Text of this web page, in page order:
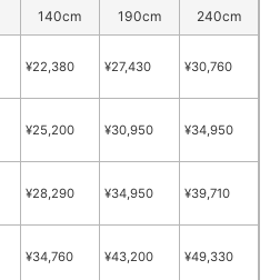
140cm
190cm
240cm
¥22,380 ¥27,430 ¥30,760
¥25,200 ¥30,950 ¥34,950
¥28,290 ¥34,950 ¥39,710
¥34,760 ¥43,200 ¥49,330